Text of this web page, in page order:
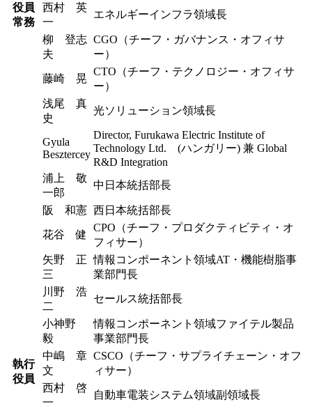
役員
常務
西村 英
一
エネルギーインフラ領域長
柳 登志
夫
CGO（チーフ・ガバナンス・オフィサ
ー）
藤崎 晃
CTO（チーフ・テクノロジー・オフィサ
ー）
浅尾 真
史
光ソリューション領域長
執行
役員
Gyula
Besztercey
Director, Furukawa Electric Institute of
Technology Ltd. (ハンガリー) 兼 Global
R&D Integration
浦上 敬
一郎
中日本統括部長
阪 和憲 西日本統括部長
花谷 健
CPO（チーフ・プロダクティビティ・オ
フィサー）
矢野 正
三
情報コンポーネント領域AT・機能樹脂事
業部門長
川野 浩
二
セールス統括部長
小神野
毅
情報コンポーネント領域ファイテル製品
事業部門長
中嶋 章
文
CSCO（チーフ・サプライチェーン・オフ
ィサー）
西村 啓
一
自動車電装システム領域副領域長